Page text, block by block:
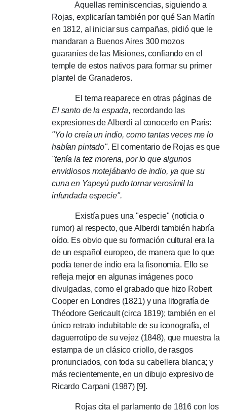
Aquellas reminiscencias, siguiendo a
Rojas, explicarían también por qué San Martín
en 1812, al iniciar sus campañas, pidió que le
mandaran a Buenos Aires 300 mozos
guaraníes de las Misiones, confiando en el
temple de estos nativos para formar su primer
plantel de Granaderos.
El tema reaparece en otras páginas de
El santo de la espada, recordando las
expresiones de Alberdi al conocerlo en París:
"Yo lo creía un indio, como tantas veces me lo
habían pintado". El comentario de Rojas es que
"tenía la tez morena, por lo que algunos
envidiosos motejábanlo de indio, ya que su
cuna en Yapeyú pudo tornar verosímil la
infundada especie".
Existía pues una "especie" (noticia o
rumor) al respecto, que Alberdi también habría
oído. Es obvio que su formación cultural era la
de un español europeo, de manera que lo que
podía tener de indio era la fisonomía. Ello se
refleja mejor en algunas imágenes poco
divulgadas, como el grabado que hizo Robert
Cooper en Londres (1821) y una litografía de
Théodore Gericault (circa 1819); también en el
único retrato indubitable de su iconografía, el
daguerrotipo de su vejez (1848), que muestra la
estampa de un clásico criollo, de rasgos
pronunciados, con toda su cabellera blanca;y
más recientemente, en un dibujo expresivo de
Ricardo Carpani (1987) [9].
Rojas cita el parlamento de 1816 con los